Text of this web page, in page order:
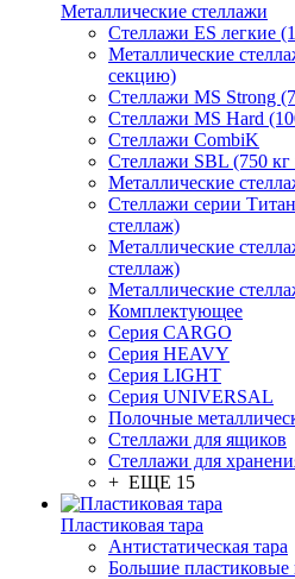
Металлические стеллажи
Стеллажи ES легкие
Металлические
секцию)
Стеллажи MS Strong
Стеллажи MS Hard
Стеллажи CombiK
Стеллажи SBL (750
Металлические
Стеллажи серии
стеллаж)
Металлические
стеллаж)
Металлические
Комплектующее
Серия CARGO
Серия HEAVY
Серия LIGHT
Серия UNIVERSAL
Полочные
Стеллажи для ящиков
Стеллажи для
+ ЕЩЕ 15
Пластиковая тара
Антистатическая тара
Большие пластиковые